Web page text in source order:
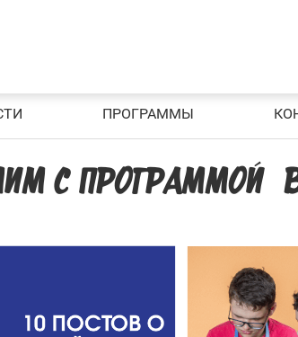
ПРОГРАММЫ
С ПРОГРАММОЙ